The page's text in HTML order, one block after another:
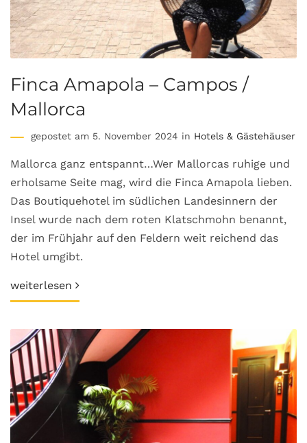
Finca Amapola – Campos /
Mallorca
gepostet am 5. November 2024 in Hotels & Gästehäuser
Mallorca ganz entspannt…Wer Mallorcas ruhige und
erholsame Seite mag, wird die Finca Amapola lieben.
Das Boutiquehotel im südlichen Landesinnern der
Insel wurde nach dem roten Klatschmohn benannt,
der im Frühjahr auf den Feldern weit reichend das
Hotel umgibt.
weiterlesen